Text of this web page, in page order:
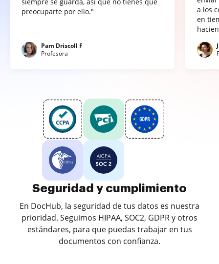
preocuparte por ello."
Pam Driscoll F
Profesora
a los
en
Seguridad y cumplimiento
En DocHub, la seguridad de tus datos es nuestra
prioridad. Seguimos HIPAA, SOC2, GDPR y otros
estándares, para que puedas trabajar en tus
documentos con confianza.